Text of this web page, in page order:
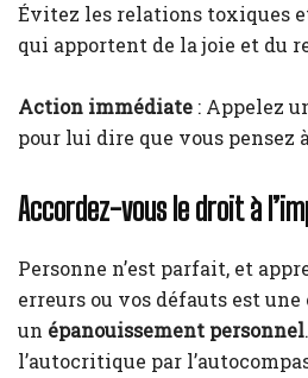
Évitez les relations toxiques
qui apportent de la joie et du
Action immédiate : Appelez
pour lui dire que vous pensez
Accordez-vous le droit à
Personne n’est parfait, et
erreurs ou vos défauts est
un épanouissement personnel
l’autocritique par